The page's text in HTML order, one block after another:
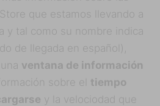
que estamos llevando a
y tal como su nombre indica
de llegada en español),
ventana de información
sobre el tiempo
y la velociodad que